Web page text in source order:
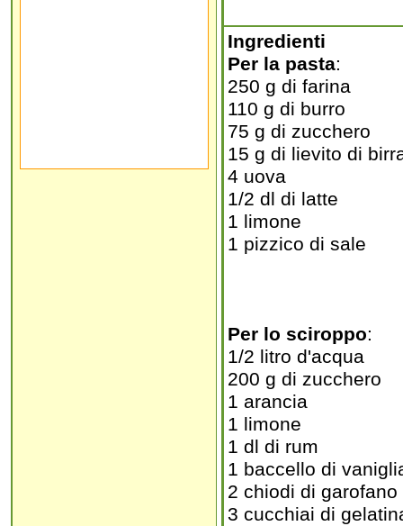
Ingredienti
Per la pasta:
250 g di farina
110 g di burro
75 g di zucchero
15 g di lievito di
4 uova
1/2 dl di latte
1 limone
1 pizzico di sale
Per lo sciroppo:
1/2 litro d'acqua
200 g di zucchero
1 arancia
1 limone
1 dl di rum
1 baccello di
2 chiodi di garofano
3 cucchiai di